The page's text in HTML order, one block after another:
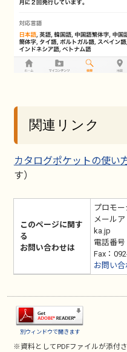
関連リンク
カタログポケットの使い
す）
このページに関す
る
お問い合わせは
プロモ
メール
ka.jp
電話番号
Fax：
お問い
別ウィンドウで開きます
※資料としてPDFファイルが添付